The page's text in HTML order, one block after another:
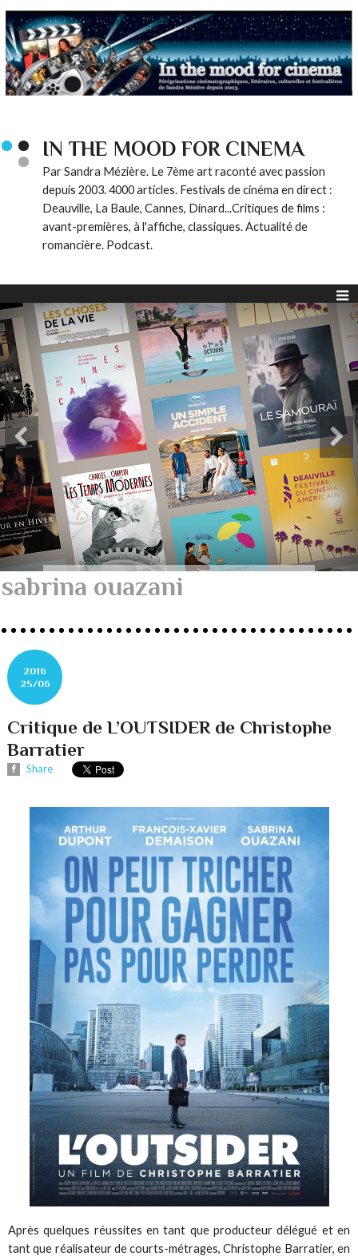
IN THE MOOD FOR CINEMA
Par Sandra Mézière. Le 7ème art raconté avec passion
depuis 2003. 4000 articles. Festivals de cinéma en direct :
Deauville, La Baule, Cannes, Dinard...Critiques de films :
avant-premières, à l'affiche, classiques. Actualité de
romancière. Podcast.
sabrina ouazani
2016
25/06
Critique de L’OUTSIDER de Christophe
Barratier
Share
Après quelques réussites en tant que producteur délégué et en
tant que réalisateur de courts-métrages, Christophe Barratier, en